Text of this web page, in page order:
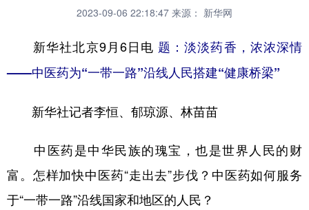
文化 健康
法律 中央文件 金融
食品 人居 信息化 数字经济
学术中国 乡村振兴 银龄 溯源中国
城市 旅游 能源
2023-09-06 22:18:47 来源： 新华网
新华社北京9月6日电 题：淡淡药香，浓浓深情
——中医药为“一带一路”沿线人民搭建“健康桥梁”
新华社记者李恒、郁琼源、林苗苗
中医药是中华民族的瑰宝，也是世界人民的财
富。怎样加快中医药“走出去”步伐？中医药如何服务
于“一带一路”沿线国家和地区的人民？